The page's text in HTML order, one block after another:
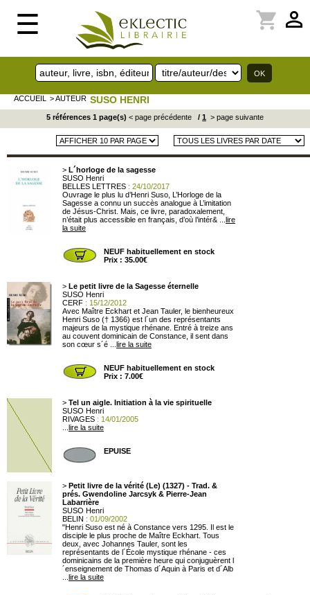
☰ perm_identity
shopping_cart
ACCUEIL > AUTEUR SUSO HENRI
5 références 1 page(s) < page précédente / 1 > page suivante
> L´horloge de la sagesse
SUSO Henri
BELLES LETTRES : 24/10/2017
Ouvrage le plus lu d’Henri Suso, L’Horloge de la
Sagesse a connu un succès analogue à L’imitation
de Jésus-Christ. Mais, ce livre, paradoxalement,
n’était plus accessible en français, d’où l’intér& ... lire
la suite
NEUF habituellement en stock
Prix : 35.00€
> Le petit livre de la Sagesse éternelle
SUSO Henri
CERF : 15/12/2012
Avec Maître Eckhart et Jean Tauler, le bienheureux
Henri Suso († 1366) est l´un des représentants
majeurs de la mystique rhénane. Entré à treize ans
au couvent dominicain de Constance, il sent dans
son cœur s´é ... lire la suite
NEUF habituellement en stock
Prix : 7.00€
> Tel un aigle. Initiation à la vie spirituelle
SUSO Henri
RIVAGES : 14/01/2005
lire la suite
EPUISE
> Petit livre de la vérité (Le) (1327) - Trad. &
prés. Gwendoline Jarcsyk & Pierre-Jean
Labarrière
SUSO Henri
BELIN : 01/09/2002
"Henri Suso est né à Constance vers 1295. Il est le
disciple le plus proche de Maître Eckhart. Tous
deux, avec Johannes Tauler, sont les
représentants de l´École mystique rhénane - ces
dominicains de la première heure qui conjuguèrent l
´enseignement de Thomas d´Aquin à Paris et d´Alb
lire la suite